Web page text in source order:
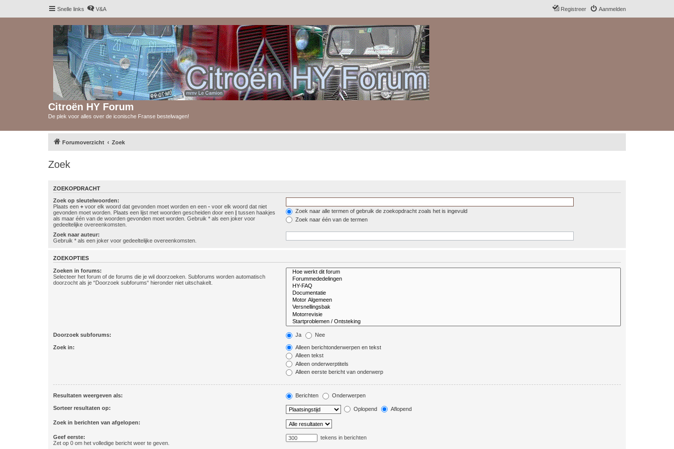
Snelle links V&A Aanmelden
Registreer
Citroën HY Forum
De plek voor alles over de iconische Franse bestelwagen!
Forumoverzicht Zoek
Zoek
ZOEKOPDRACHT
Zoek op sleutelwoorden:
Plaats een + voor elk woord dat gevonden moet worden en een - voor elk woord dat niet
gevonden moet worden. Plaats een lijst met woorden gescheiden door een | tussen haakjes
als maar één van de woorden gevonden moet worden. Gebruik * als een joker voor
gedeeltelijke overeenkomsten.
Zoek naar alle termen of gebruik de zoekopdracht zoals het is ingevuld
Zoek naar één van de termen
Zoek naar auteur:
Gebruik * als een joker voor gedeeltelijke overeenkomsten.
ZOEKOPTIES
Zoeken in forums:
Selecteer het forum of de forums die je wil doorzoeken. Subforums worden automatisch
doorzocht als je “Doorzoek subforums“ hieronder niet uitschakelt.
Doorzoek subforums: Ja Nee
Zoek in:
Alleen berichtonderwerpen en tekst
Alleen tekst
Alleen onderwerptitels
Alleen eerste bericht van onderwerp
Resultaten weergeven als: Berichten Onderwerpen
Sorteer resultaten op: Oplopend Aflopend
Zoek in berichten van afgelopen:
Geef eerste:
Zet op 0 om het volledige bericht weer te geven.
tekens in berichten